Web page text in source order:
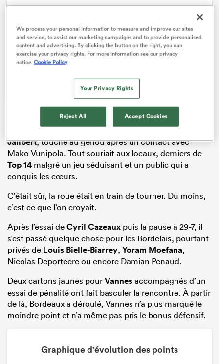
Vannes
29 - 37
Temps complet Bordeaux
Toutes les stats et les données
Après une première demi-heure de rêve, Vannes
menait 29-0. En face, l’UBB avait perduMatthieu
Jalibert, touché au genou après un contact avec
Mako Vunipola. Tout souriait aux locaux, derniers de
Top 14 malgré un jeu séduisant et un public qui a
conquis les cœurs.
C’était sûr, la roue était en train de tourner. Du moins,
c’est ce que l’on croyait.
Après l’essai deCyril Cazeaux puis la pause à 29-7, il
s’est passé quelque chose pour les Bordelais, pourtant
privés de Louis Bielle-Biarrey, Yoram Moefana,
Nicolas Deporteere ou encore Damian Penaud.
Deux cartons jaunes pourVannesaccompagnés d’un
essai de pénalité ont fait basculer la rencontre. À partir
de là, Bordeaux a déroulé, Vannes n’a plus marqué le
moindre point et n’a même pas pris le bonus défensif.
Graphique d'évolution des points
We process your personal information to measure and improve our sites
and service, to assist our marketing campaigns and to provide personalised
content and advertising. By clicking the button on the right, you can
exercise your privacy rights. For more information see our privacy
notice Cookie Policy
Your Privacy Rights
Reject All Accept Cookies